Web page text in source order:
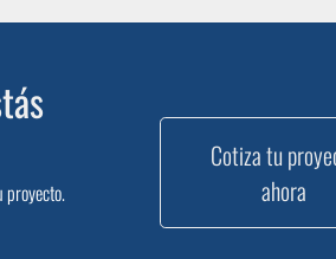
proyecto.
Cotiza tu
ahora